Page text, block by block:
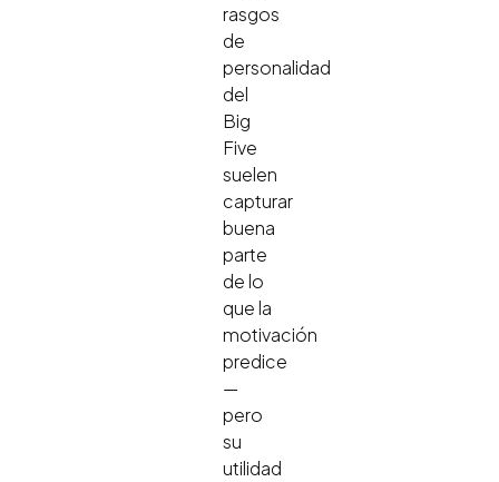
rasgos
de
personalidad
del
Big
Five
suelen
capturar
buena
parte
de lo
que la
motivación
predice
—
pero
su
utilidad